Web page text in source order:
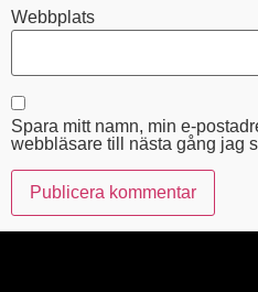
Webbplats
Spara mitt namn, min e-
webbläsare till nästa gång jag